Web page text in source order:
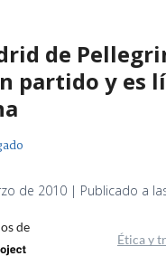
de
partido y es
de 2010 | Publicado a
de
Ética y